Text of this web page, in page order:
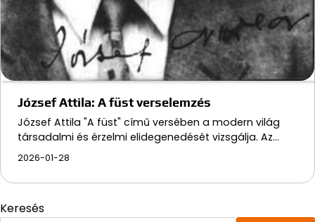
József Attila: A füst verselemzés
József Attila "A füst" című versében a modern világ
társadalmi és érzelmi elidegenedését vizsgálja. Az…
2026-01-28
Keresés